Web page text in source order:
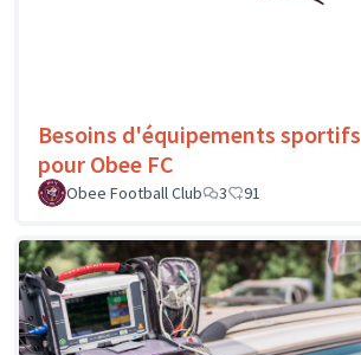
Besoins d'équipements sportifs
pour Obee FC
Obee Football Club
3 91